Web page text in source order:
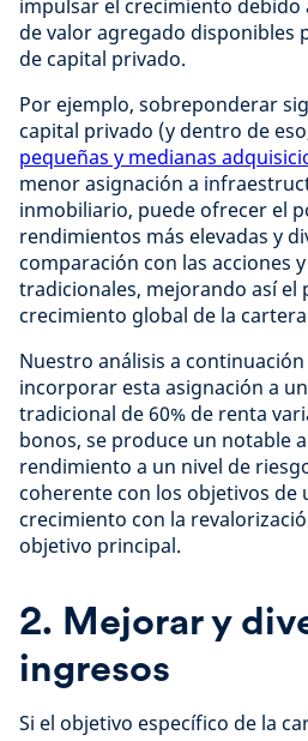
impulsar el crecimiento debido
de valor agregado disponibles
de capital privado.
Por ejemplo, sobreponderar
capital privado (y dentro de
pequeñas y medianas
menor asignación a
inmobiliario, puede ofrecer el
rendimientos más elevadas y
comparación con las acciones
tradicionales, mejorando así el
crecimiento global de la
Nuestro análisis a
incorporar esta asignación a
tradicional de 60% de renta
bonos, se produce un notable
rendimiento a un nivel de
coherente con los objetivos de
crecimiento con la
objetivo principal.
2. Mejorar y
ingresos
Si el objetivo específico de la